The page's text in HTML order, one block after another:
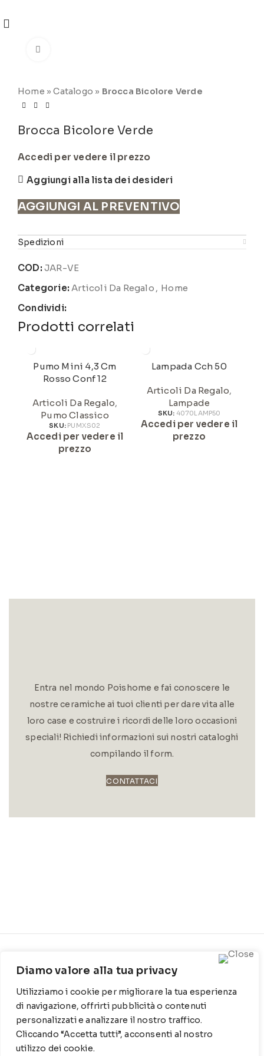
Diamo valore alla tua privacy
Utilizziamo i cookie per migliorare la tua esperienza
di navigazione, offrirti pubblicità o contenuti
personalizzati e analizzare il nostro traffico.
Cliccando “Accetta tutti”, acconsenti al nostro
utilizzo dei cookie.
Home »Catalogo » Brocca Bicolore Verde
Brocca Bicolore Verde
Accedi per vedere il prezzo
Aggiungi alla lista dei desideri
AGGIUNGI AL PREVENTIVO
Spedizioni
COD: JAR-VE
Categorie: Articoli Da Regalo , Home
Condividi:
Prodotti correlati
Pumo Mini 4,3 Cm
Rosso Conf 12
Articoli Da Regalo,
Pumo Classico
SKU: PUMXS02
Accedi per vedere il
prezzo
Lampada Cch 50
Articoli Da Regalo,
Lampade
SKU: 4070LAMP50
Accedi per vedere il
prezzo
Entra nel mondo Poishome e fai conoscere le
nostre ceramiche ai tuoi clienti per dare vita alle
loro case e costruire i ricordi delle loro occasioni
speciali! Richiedi informazioni sui nostri cataloghi
compilando il form.
CONTATTACI
1316 - 70044 Polignano a
mare
T
WZ: 329 6510725
Cookie Policy
Privacy Policy